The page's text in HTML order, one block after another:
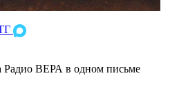
Радио ВЕРА в одном письме